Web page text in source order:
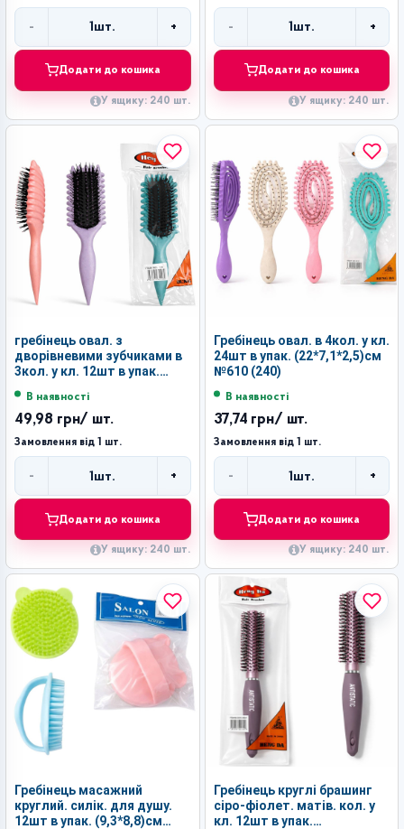
- 1шт. +
Додати до кошика
У ящику: 240 шт.
- 1шт. +
Додати до кошика
У ящику: 240 шт.
гребінець овал. з
дворівневими зубчиками в
3кол. у кл. 12шт в упак.
В наявності
49,98 грн/ шт.
Замовлення від 1 шт.
- 1 шт. +
Додати до кошика
У ящику: 240 шт.
Гребінець овал. в 4кол. у кл.
24шт в упак. (22*7,1*2,5)см
№610 (240)
В наявності
37,74 грн/ шт.
Замовлення від 1 шт.
- 1 шт. +
Додати до кошика
У ящику: 240 шт.
Гребінець масажний
круглий. силік. для душу.
12шт в упак. (9,3*8,8)см
Гребінець круглі брашинг
сіро-фіолет. матів. кол. у
кл. 12шт в упак.